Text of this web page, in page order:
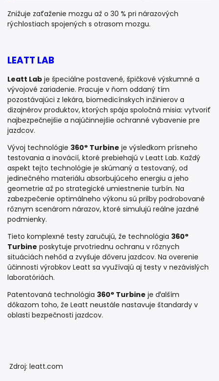
Znižuje zaťaženie mozgu až o 30 % pri nárazových
rýchlostiach spojených s otrasom mozgu.
LEATT LAB
Leatt Lab je špeciálne postavené, špičkové výskumné a
vývojové zariadenie. Pracuje v ňom oddaný tím
pozostávajúci z lekára, biomedicínskych inžinierov a
dizajnérov produktov, ktorých spája spoločná misia: vytvoriť
najbezpečnejšie a najúčinnejšie ochranné vybavenie pre
jazdcov.
Vývoj technológie 360° Turbine je výsledkom prísneho
testovania a inovácií, ktoré prebiehajú v Leatt Lab. Každý
aspekt tejto technológie je skúmaný a testovaný, od
jedinečného materiálu absorbujúceho energiu a jeho
geometrie až po strategické umiestnenie turbín. Na
zabezpečenie optimálneho výkonu sú prilby podrobované
rôznym scenárom nárazov, ktoré simulujú reálne jazdné
podmienky.
Tieto komplexné testy zaručujú, že technológia 360°
Turbine poskytuje prvotriednu ochranu v rôznych
situáciách nehôd a zvyšuje dôveru jazdcov. Na overenie
účinnosti výrobkov Leatt sa využívajú aj testy v nezávislých
laboratóriách.
Patentovaná technológia 360° Turbine je ďalším
dôkazom toho, že Leatt neustále nastavuje štandardy v
oblasti bezpečnosti jazdcov.
Zdroj: leatt.com